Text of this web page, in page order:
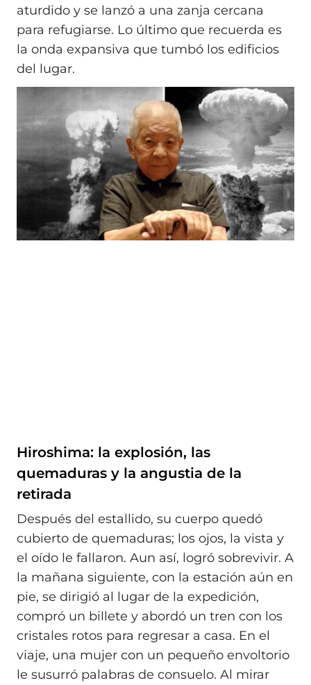
aturdido y se lanzó a una zanja cercana
para refugiarse. Lo último que recuerda es
la onda expansiva que tumbó los edificios
del lugar.
Hiroshima: la explosión, las
quemaduras y la angustia de la
retirada
Después del estallido, su cuerpo quedó
cubierto de quemaduras; los ojos, la vista y
el oído le fallaron. Aun así, logró sobrevivir. A
la mañana siguiente, con la estación aún en
pie, se dirigió al lugar de la expedición,
compró un billete y abordó un tren con los
cristales rotos para regresar a casa. En el
viaje, una mujer con un pequeño envoltorio
le susurró palabras de consuelo. Al mirar